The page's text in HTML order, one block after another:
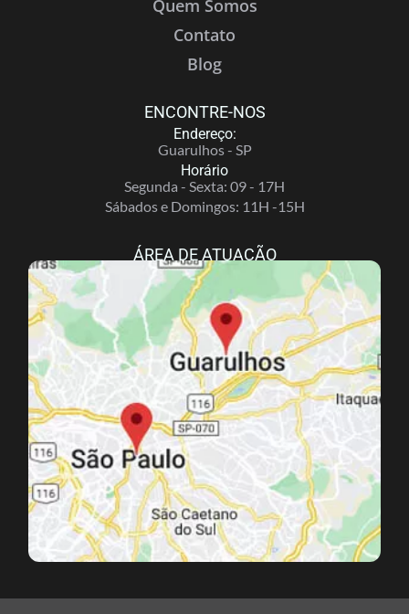
Quem Somos
Contato
Blog
ENCONTRE-NOS
Endereço:
Guarulhos - SP
Horário
Segunda - Sexta: 09 - 17H
Sábados e Domingos: 11H -15H
ÁREA DE ATUAÇÃO